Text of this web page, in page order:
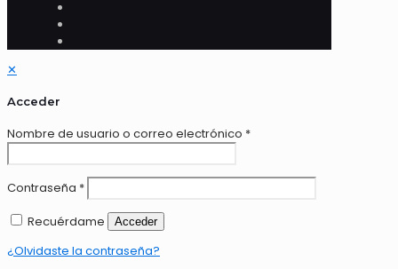
✕
Acceder
Nombre de usuario o correo electrónico *
Contraseña *
Recuérdame
Acceder
¿Olvidaste la contraseña?